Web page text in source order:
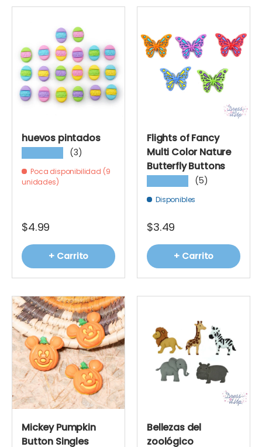
huevos pintados
(3)
Poca disponibilidad (9
unidades)
$4.99
+ Carrito
Flights of Fancy
Multi Color Nature
Butterfly Buttons
(5)
Disponibles
$3.49
+ Carrito
Mickey Pumpkin
Button Singles
Bellezas del
zoológico